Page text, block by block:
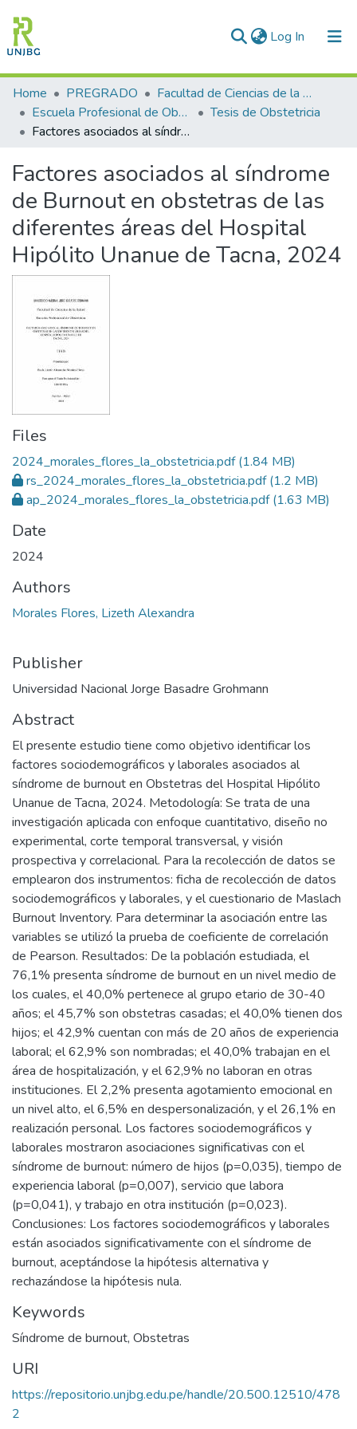
Log In (current)
Communities & Collections
All of DSpace
Enviar tesis
Home PREGRADO
Facultad de Ciencias de la Salud
Escuela Profesional de Obstetricia
Tesis de Obstetricia
Factores asociados al síndrome de Burnout en obstetras de las diferentes áreas del Hospital Hipólito Unanue de Tacna, 2024
Factores asociados al síndrome
de Burnout en obstetras de las
diferentes áreas del Hospital
Hipólito Unanue de Tacna, 2024
Files
2024_morales_flores_la_obstetricia.pdf(1.84 MB)
rs_2024_morales_flores_la_obstetricia.pdf(1.2 MB)
ap_2024_morales_flores_la_obstetricia.pdf(1.63 MB)
Date
2024
Authors
Morales Flores, Lizeth Alexandra
Publisher
Universidad Nacional Jorge Basadre Grohmann
Abstract
El presente estudio tiene como objetivo identificar los
factores sociodemográficos y laborales asociados al
síndrome de burnout en Obstetras del Hospital Hipólito
Unanue de Tacna, 2024. Metodología: Se trata de una
investigación aplicada con enfoque cuantitativo, diseño no
experimental, corte temporal transversal, y visión
prospectiva y correlacional. Para la recolección de datos se
emplearon dos instrumentos: ficha de recolección de datos
sociodemográficos y laborales, y el cuestionario de Maslach
Burnout Inventory. Para determinar la asociación entre las
variables se utilizó la prueba de coeficiente de correlación
de Pearson. Resultados: De la población estudiada, el
76,1% presenta síndrome de burnout en un nivel medio de
los cuales, el 40,0% pertenece al grupo etario de 30-40
años; el 45,7% son obstetras casadas; el 40,0% tienen dos
hijos; el 42,9% cuentan con más de 20 años de experiencia
laboral; el 62,9% son nombradas; el 40,0% trabajan en el
área de hospitalización, y el 62,9% no laboran en otras
instituciones. El 2,2% presenta agotamiento emocional en
un nivel alto, el 6,5% en despersonalización, y el 26,1% en
realización personal. Los factores sociodemográficos y
laborales mostraron asociaciones significativas con el
síndrome de burnout: número de hijos (p=0,035), tiempo de
experiencia laboral (p=0,007), servicio que labora
(p=0,041), y trabajo en otra institución (p=0,023).
Conclusiones: Los factores sociodemográficos y laborales
están asociados significativamente con el síndrome de
burnout, aceptándose la hipótesis alternativa y
rechazándose la hipótesis nula.
Keywords
Síndrome de burnout, Obstetras
URI
https://repositorio.unjbg.edu.pe/handle/20.500.12510/478
2